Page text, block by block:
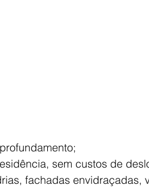
sem custos de
fachadas envidraçadas,